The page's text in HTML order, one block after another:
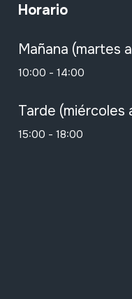
Horario
Mañana (martes
10:00 - 14:00
Tarde (miércoles
15:00 - 18:00